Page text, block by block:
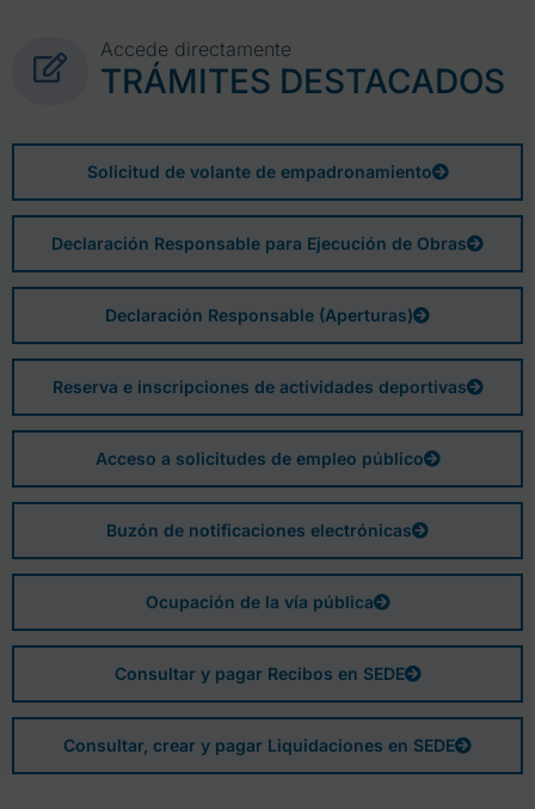
Accede directamente
TRÁMITES DESTACADOS
Solicitud de volante de empadronamiento
Declaración Responsable para Ejecución de Obras
Declaración Responsable (Aperturas)
Reserva e inscripciones de actividades deportivas
Acceso a solicitudes de empleo público
Buzón de notificaciones electrónicas
Ocupación de la vía pública
Consultar y pagar Recibos en SEDE
Consultar, crear y pagar Liquidaciones en SEDE